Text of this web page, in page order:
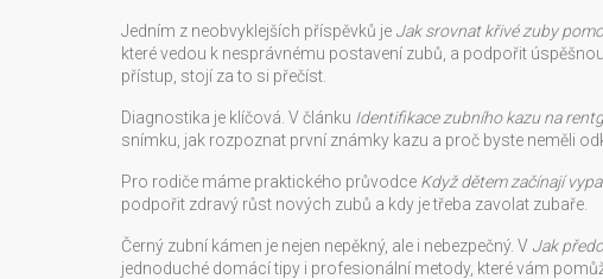
Jedním z neobvyklejších příspěvků je Jak srovnat křivé zuby
které vedou k nesprávnému postavení zubů, a podpořit
přístup, stojí za to si přečíst.
Diagnostika je klíčová. V článku Identifikace zubního kazu na
snímku, jak rozpoznat první známky kazu a proč byste neměli
Pro rodiče máme praktického průvodce Když dětem začínají
podpořit zdravý růst nových zubů a kdy je třeba zavolat zubaře.
Černý zubní kámen je nejen nepěkný, ale i nebezpečný. V Jak
jednoduché domácí tipy i profesionální metody, které vám